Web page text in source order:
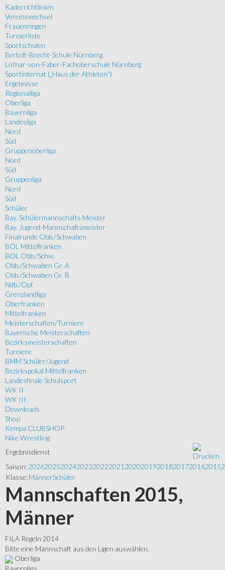
Kaderrichtlinien
Vereinswechsel
Frauenringen
Turnierliste
Sportschulen
Bertolt-Brecht-Schule Nürnberg
Lothar-von-Faber-Fachoberschule Nürnberg
Sportinternat („Haus der Athleten“)
Ergebnisse
Regionalliga
Oberliga
Bayernliga
Landesliga
Nord
Süd
Gruppenoberliga
Nord
Süd
Gruppenliga
Nord
Süd
Schüler
Bay. Schülermannschafts Meister
Bay. Jugend-Mannschaftsmeister
Finalrunde Obb./Schwaben
BOL Mittelfranken
BOL Obb./Schw.
Obb./Schwaben Gr. A
Obb./Schwaben Gr. B
Ndb./Opf.
Grenzlandliga
Oberfranken
Mittelfranken
Meisterschaften/Turniere
Bayerische Meisterschaften
Bezirksmeisterschaften
Turniere
BMM Schüler/Jugend
Bezirkspokal Mittelfranken
Landesfinale Schulsport
WK II
WK III
Downloads
Shop
Kempa CLUBSHOP
Nike Wrestling
Ergebnisdienst
Saison:202620252024202320222021 202020192018201720162015
Klasse:MännerSchüler
Mannschaften 2015,
Männer
FILA Regeln 2014
Bitte eine Mannschaft aus den Ligen auswählen.
Oberliga
Bayernliga